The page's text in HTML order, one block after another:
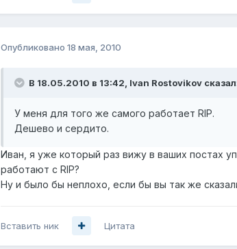
Опубликовано 18 мая, 2010
В 18.05.2010 в 13:42, Ivan Rostovikov
У меня для того же самого работает RIP.
Дешево и сердито.
Иван, я уже который раз вижу в ваших постах
работают с RIP?
Ну и было бы неплохо, если бы вы так же
Вставить ник Цитата